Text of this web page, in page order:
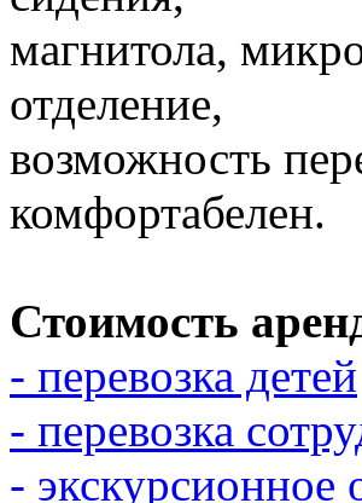
магнитола,
отделение,
возможность
комфортабелен.
Стоимость
- перевозка детей
- перевозка
- экскурсионное